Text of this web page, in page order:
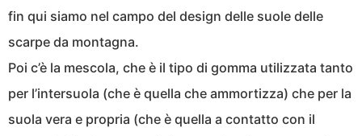
fin qui siamo nel campo del design delle suole delle
scarpe da montagna.
Poi c’è la mescola, che è il tipo di gomma utilizzata tanto
per l’intersuola (che è quella che ammortizza) che per la
suola vera e propria (che è quella a contatto con il